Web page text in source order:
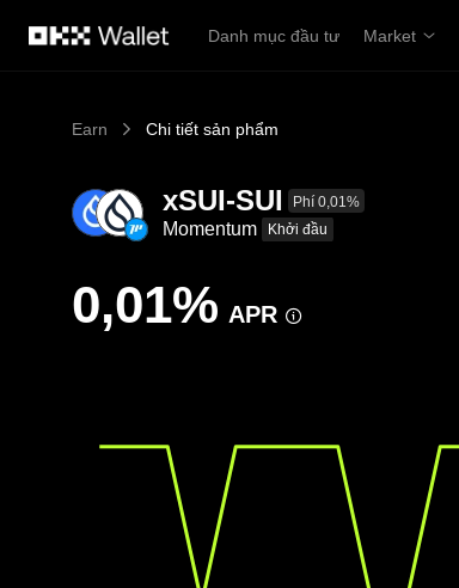
Danh mục đầu tư
Market
Earn Chi tiết sản phẩm
xSUI-SUI Phí 0,01%
Momentum Khởi đầu
0,01% APR